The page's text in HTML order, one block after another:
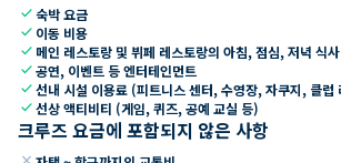
check숙박 요금
check 이동 비용
check 메인 레스토랑 및 뷔페 레스토랑의 아침, 점심, 저녁 식사
check공연, 이벤트 등 엔터테인먼트
check선내 시설 이용료 (피트니스 센터, 수영장, 자쿠지, 클럽
check선상 액티비티 (게임, 퀴즈, 공예 교실 등)
크루즈 요금에 포함되지 않은 사항